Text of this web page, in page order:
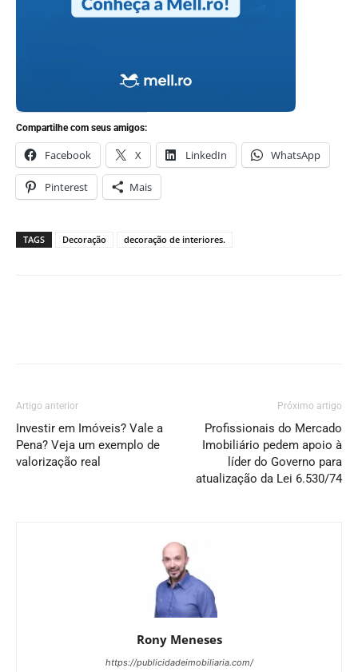
Compartilhe com seus amigos:
Facebook X LinkedIn WhatsApp
Pinterest Mais
TAGS Decoração decoração de interiores.
Artigo anterior
Investir em Imóveis? Vale a
Pena? Veja um exemplo de
valorização real
Próximo artigo
Profissionais do Mercado
Imobiliário pedem apoio à
líder do Governo para
atualização da Lei 6.530/74
Rony Meneses
https://publicidadeimobiliaria.com/